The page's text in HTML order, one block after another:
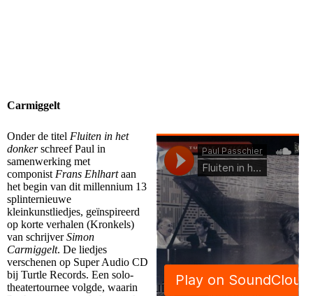
Carmiggelt
Onder de titel Fluiten in het
donkerschreef Paul in
samenwerking met
componist Frans Ehlhartaan
het begin van dit millennium 13
splinternieuwe
kleinkunstliedjes, geïnspireerd
op korte verhalen (Kronkels)
van schrijverSimon
Carmiggelt. De liedjes
verschenen op Super Audio CD
bij Turtle Records. Een solo-
theatertournee volgde, waarin